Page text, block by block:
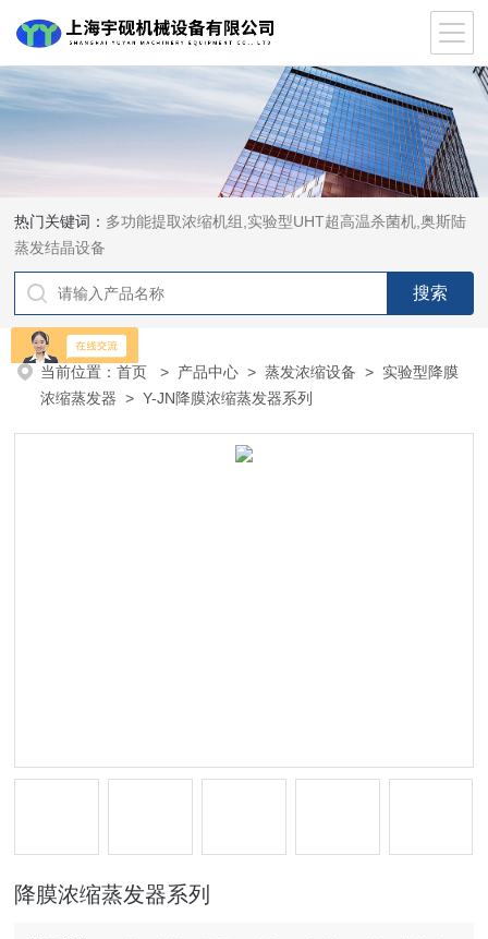
热门关键词： 多功能提取浓缩机组,实验型UHT超高温杀菌机,奥斯陆
蒸发结晶设备
当前位置：首页 > 产品中心 >蒸发浓缩设备 > 实验型降膜
浓缩蒸发器 > Y-JN降膜浓缩蒸发器系列
降膜浓缩蒸发器系列